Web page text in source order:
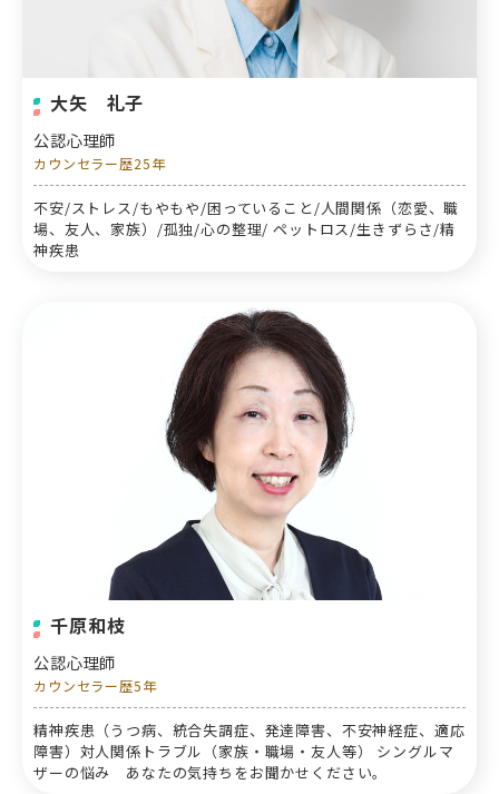
大矢 礼子
公認心理師
カウンセラー歴25年
不安/ストレス/もやもや/困っていること/人間関係（恋愛、職
場、友人、家族）/孤独/心の整理/ ペットロス/生きずらさ/精
神疾患
千原和枝
公認心理師
カウンセラー歴5年
精神疾患（うつ病、統合失調症、発達障害、不安神経症、適応
障害）対人関係トラブル（家族・職場・友人等） シングルマ
ザーの悩み あなたの気持ちをお聞かせください。